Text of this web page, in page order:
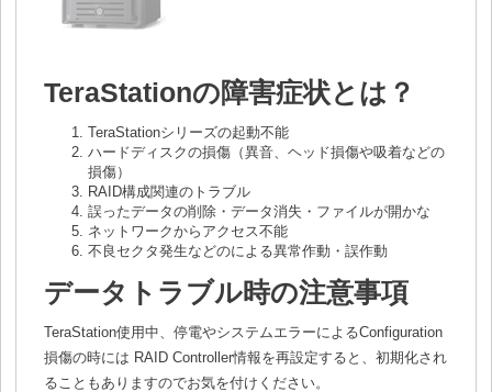
TeraStationの障害症状とは？
TeraStationシリーズの起動不能
ハードディスクの損傷（異音、ヘッド損傷や吸着などの
損傷）
RAID構成関連のトラブル
誤ったデータの削除・データ消失・ファイルが開かな
ネットワークからアクセス不能
不良セクタ発生などのによる異常作動・誤作動
データトラブル時の注意事項
TeraStation使用中、停電やシステムエラーによるConfiguration
損傷の時には RAID Controller情報を再設定すると、初期化され
ることもありますのでお気を付けください。